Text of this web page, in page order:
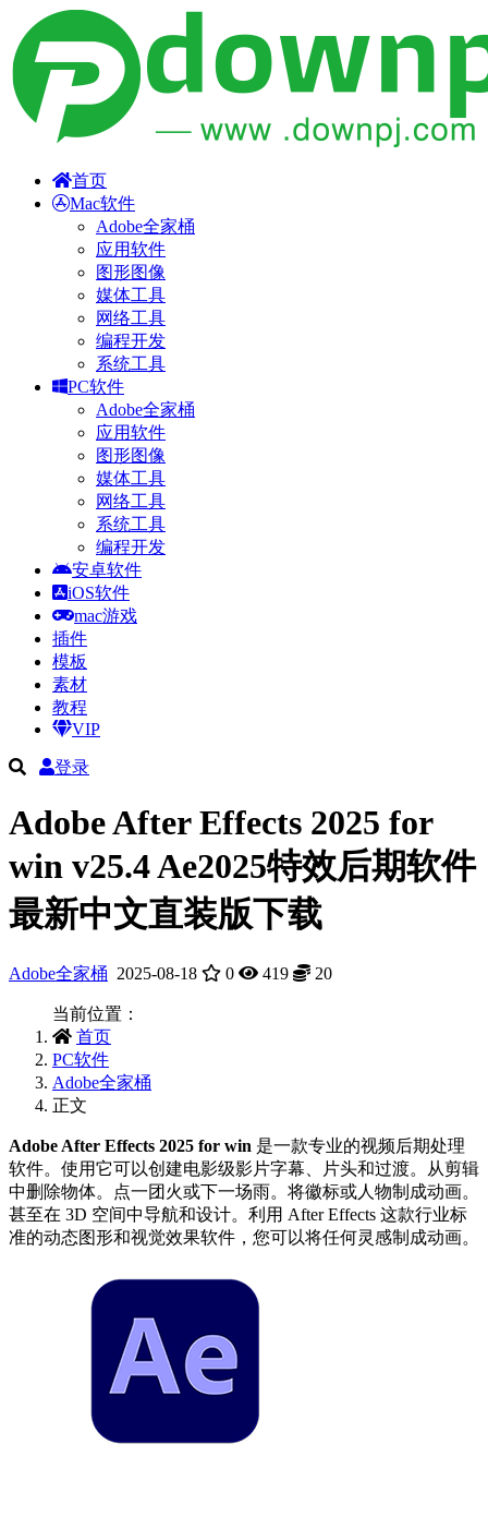
首页
Mac软件
Adobe全家桶
应用软件
图形图像
媒体工具
网络工具
编程开发
系统工具
PC软件
Adobe全家桶
应用软件
图形图像
媒体工具
网络工具
系统工具
编程开发
安卓软件
iOS软件
mac游戏
插件
模板
素材
教程
VIP
登录
Adobe After Effects 2025 for
win v25.4 Ae2025特效后期软件
最新中文直装版下载
Adobe全家桶 2025-08-18 0 419 20
当前位置：
首页
PC软件
Adobe全家桶
正文
Adobe After Effects 2025 for win 是一款专业的视频后期处理
软件。使用它可以创建电影级影片字幕、片头和过渡。从剪辑
中删除物体。点一团火或下一场雨。将徽标或人物制成动画。
甚至在 3D 空间中导航和设计。利用 After Effects 这款行业标
准的动态图形和视觉效果软件，您可以将任何灵感制成动画。